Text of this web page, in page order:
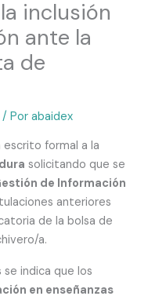
inclusión
ante la
de
/ Porabaidex
escrito formal a la
solicitando que se
de Información
anteriores
de la bolsa de
a.
indica que los
en enseñanzas